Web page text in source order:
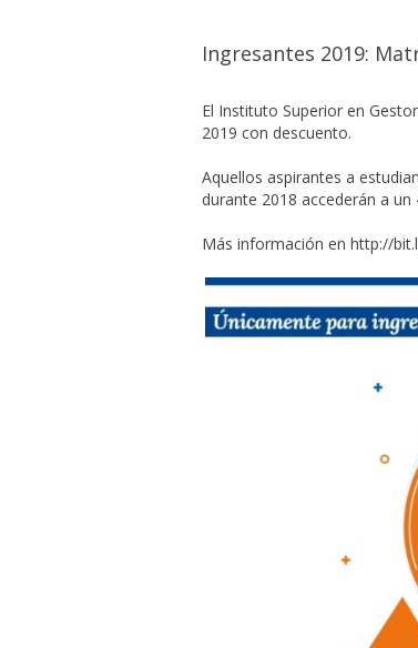
Ingresantes 2019:
El Instituto Superior en
2019 con descuento.
Aquellos aspirantes a
durante 2018 accederán a
Más información en http://